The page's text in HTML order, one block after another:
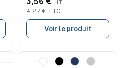
4,27 € TTC
Voir le produit
Nouveau